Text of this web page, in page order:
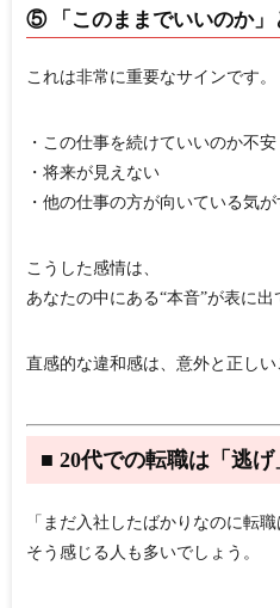
⑤ 「このままでいいのか」
これは非常に重要なサインです。
・この仕事を続けていいのか不安
・将来が見えない
・他の仕事の方が向いている気が
こうした感情は、
あなたの中にある“本音”が表に
直感的な違和感は、意外と正しい
■ 20代での転職は「逃
「まだ入社したばかりなのに転職
そう感じる人も多いでしょう。